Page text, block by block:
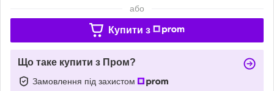
або
Купити з
Що таке купити з Пром?
Замовлення під захистом